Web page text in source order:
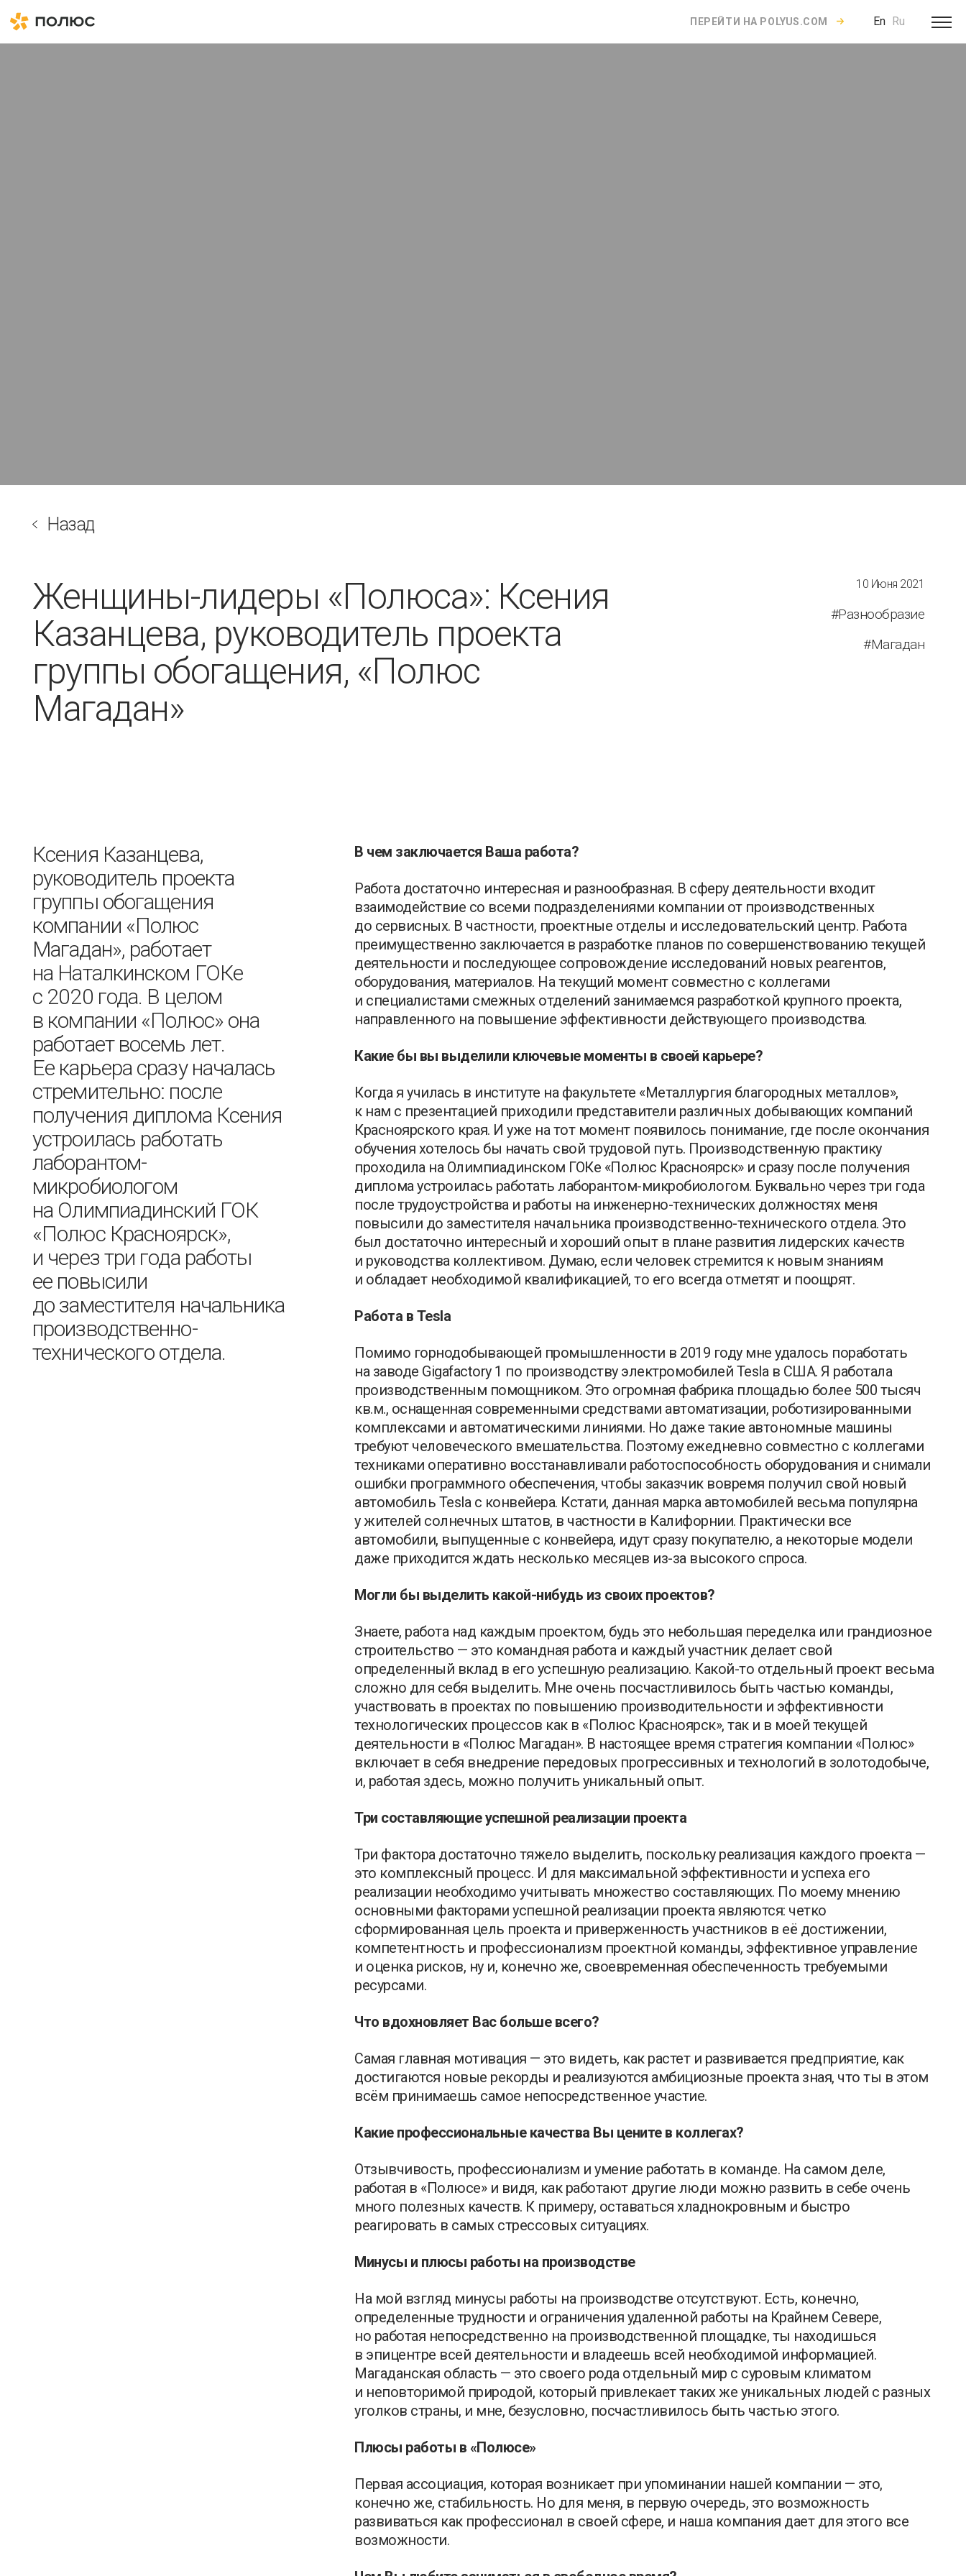
ПЕРЕЙТИ НА POLYUS.COM En Ru
Назад
Женщины-лидеры «Полюса»: Ксения
Казанцева, руководитель проекта
группы обогащения, «Полюс
Магадан»
10 Июня 2021
#Разнообразие
#Магадан
Ксения Казанцева,
руководитель проекта
группы обогащения
компании «Полюс
Магадан», работает
на Наталкинском ГОКе
с 2020 года. В целом
в компании «Полюс» она
работает восемь лет.
Ее карьера сразу началась
стремительно: после
получения диплома Ксения
устроилась работать
лаборантом-
микробиологом
на Олимпиадинский ГОК
«Полюс Красноярск»,
и через три года работы
ее повысили
до заместителя начальника
производственно-
технического отдела.
В чем заключается Ваша работа?
Работа достаточно интересная и разнообразная. В сферу деятельности входит
взаимодействие со всеми подразделениями компании от производственных
до сервисных. В частности, проектные отделы и исследовательский центр. Работа
преимущественно заключается в разработке планов по совершенствованию текущей
деятельности и последующее сопровождение исследований новых реагентов,
оборудования, материалов. На текущий момент совместно с коллегами
и специалистами смежных отделений занимаемся разработкой крупного проекта,
направленного на повышение эффективности действующего производства.
Какие бы вы выделили ключевые моменты в своей карьере?
Когда я училась в институте на факультете «Металлургия благородных металлов»,
к нам с презентацией приходили представители различных добывающих компаний
Красноярского края. И уже на тот момент появилось понимание, где после окончания
обучения хотелось бы начать свой трудовой путь. Производственную практику
проходила на Олимпиадинском ГОКе «Полюс Красноярск» и сразу после получения
диплома устроилась работать лаборантом-микробиологом. Буквально через три года
после трудоустройства и работы на инженерно-технических должностях меня
повысили до заместителя начальника производственно-технического отдела. Это
был достаточно интересный и хороший опыт в плане развития лидерских качеств
и руководства коллективом. Думаю, если человек стремится к новым знаниям
и обладает необходимой квалификацией, то его всегда отметят и поощрят.
Работа в Tesla
Помимо горнодобывающей промышленности в 2019 году мне удалось поработать
на заводе Gigafactory 1 по производству электромобилей Tesla в США. Я работала
производственным помощником. Это огромная фабрика площадью более 500 тысяч
кв.м., оснащенная современными средствами автоматизации, роботизированными
комплексами и автоматическими линиями. Но даже такие автономные машины
требуют человеческого вмешательства. Поэтому ежедневно совместно с коллегами
техниками оперативно восстанавливали работоспособность оборудования и снимали
ошибки программного обеспечения, чтобы заказчик вовремя получил свой новый
автомобиль Tesla с конвейера. Кстати, данная марка автомобилей весьма популярна
у жителей солнечных штатов, в частности в Калифорнии. Практически все
автомобили, выпущенные с конвейера, идут сразу покупателю, а некоторые модели
даже приходится ждать несколько месяцев из-за высокого спроса.
Могли бы выделить какой-нибудь из своих проектов?
Знаете, работа над каждым проектом, будь это небольшая переделка или грандиозное
строительство — это командная работа и каждый участник делает свой
определенный вклад в его успешную реализацию. Какой-то отдельный проект весьма
сложно для себя выделить. Мне очень посчастливилось быть частью команды,
участвовать в проектах по повышению производительности и эффективности
технологических процессов как в «Полюс Красноярск», так и в моей текущей
деятельности в «Полюс Магадан». В настоящее время стратегия компании «Полюс»
включает в себя внедрение передовых прогрессивных и технологий в золотодобыче,
и, работая здесь, можно получить уникальный опыт.
Три составляющие успешной реализации проекта
Три фактора достаточно тяжело выделить, поскольку реализация каждого проекта —
это комплексный процесс. И для максимальной эффективности и успеха его
реализации необходимо учитывать множество составляющих. По моему мнению
основными факторами успешной реализации проекта являются: четко
сформированная цель проекта и приверженность участников в её достижении,
компетентность и профессионализм проектной команды, эффективное управление
и оценка рисков, ну и, конечно же, своевременная обеспеченность требуемыми
ресурсами.
Что вдохновляет Вас больше всего?
Самая главная мотивация — это видеть, как растет и развивается предприятие, как
достигаются новые рекорды и реализуются амбициозные проекта зная, что ты в этом
всём принимаешь самое непосредственное участие.
Какие профессиональные качества Вы цените в коллегах?
Отзывчивость, профессионализм и умение работать в команде. На самом деле,
работая в «Полюсе» и видя, как работают другие люди можно развить в себе очень
много полезных качеств. К примеру, оставаться хладнокровным и быстро
реагировать в самых стрессовых ситуациях.
Минусы и плюсы работы на производстве
На мой взгляд минусы работы на производстве отсутствуют. Есть, конечно,
определенные трудности и ограничения удаленной работы на Крайнем Севере,
но работая непосредственно на производственной площадке, ты находишься
в эпицентре всей деятельности и владеешь всей необходимой информацией.
Магаданская область — это своего рода отдельный мир с суровым климатом
и неповторимой природой, который привлекает таких же уникальных людей с разных
уголков страны, и мне, безусловно, посчастливилось быть частью этого.
Плюсы работы в «Полюсе»
Первая ассоциация, которая возникает при упоминании нашей компании — это,
конечно же, стабильность. Но для меня, в первую очередь, это возможность
развиваться как профессионал в своей сфере, и наша компания дает для этого все
возможности.